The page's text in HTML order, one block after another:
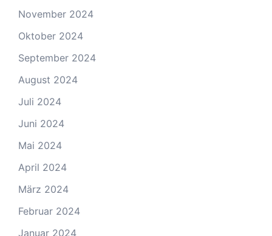
November 2024
Oktober 2024
September 2024
August 2024
Juli 2024
Juni 2024
Mai 2024
April 2024
März 2024
Februar 2024
Januar 2024